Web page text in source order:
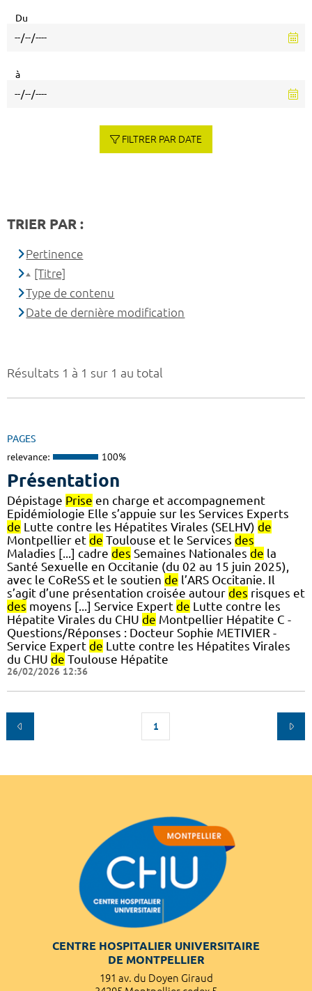
Résultats 1 à 1 sur 1 au total
PAGES
relevance: 100%
Présentation
Dépistage Prise en charge et accompagnement
Epidémiologie Elle s’appuie sur les Services Experts
de Lutte contre les Hépatites Virales (SELHV) de
Montpellier et de Toulouse et le Services des
Maladies [...] cadre des Semaines Nationales de la
Santé Sexuelle en Occitanie (du 02 au 15 juin 2025),
avec le CoReSS et le soutien de l’ARS Occitanie. Il
s’agit d’une présentation croisée autour des risques et
des moyens [...] Service Expert de Lutte contre les
Hépatite Virales du CHU de Montpellier Hépatite C -
Questions/Réponses : Docteur Sophie METIVIER -
Service Expert de Lutte contre les Hépatites Virales
du CHU de Toulouse Hépatite
26/02/2026 12:36
1
Du
à
FILTRER PAR DATE
TRIER PAR :
Pertinence
[Titre]
Type de contenu
Date de dernière modification
CENTRE HOSPITALIER UNIVERSITAIRE
DE MONTPELLIER
191 av. du Doyen Giraud